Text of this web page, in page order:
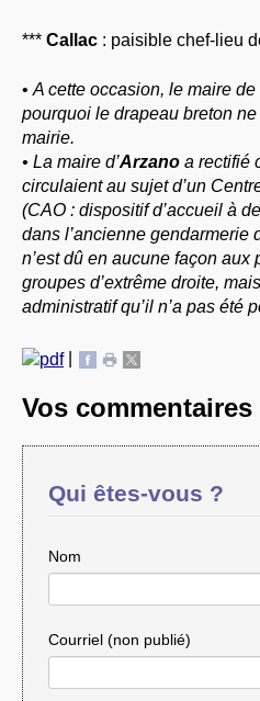
*** Callac : paisible chef-lieu
• A cette occasion, le maire de
pourquoi le drapeau breton
mairie.
• La maire d’Arzano a rectifié
circulaient au sujet d’un
(CAO : dispositif d’accueil à
dans l’ancienne gendarmerie
n’est dû en aucune façon
groupes d’extrême droite,
administratif qu’il n’a pas été
|
Vos commentaires
Qui êtes-vous ?
Nom
Courriel (non publié)